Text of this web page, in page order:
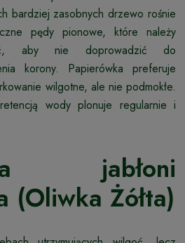
bardziej zasobnych drzewo rośnie
pędy pionowe, które należy
aby nie doprowadzić do
korony. Papierówka preferuje
wilgotne, ale nie podmokłe.
wody plonuje regularnie i
jabłoni
(Oliwka Żółta)